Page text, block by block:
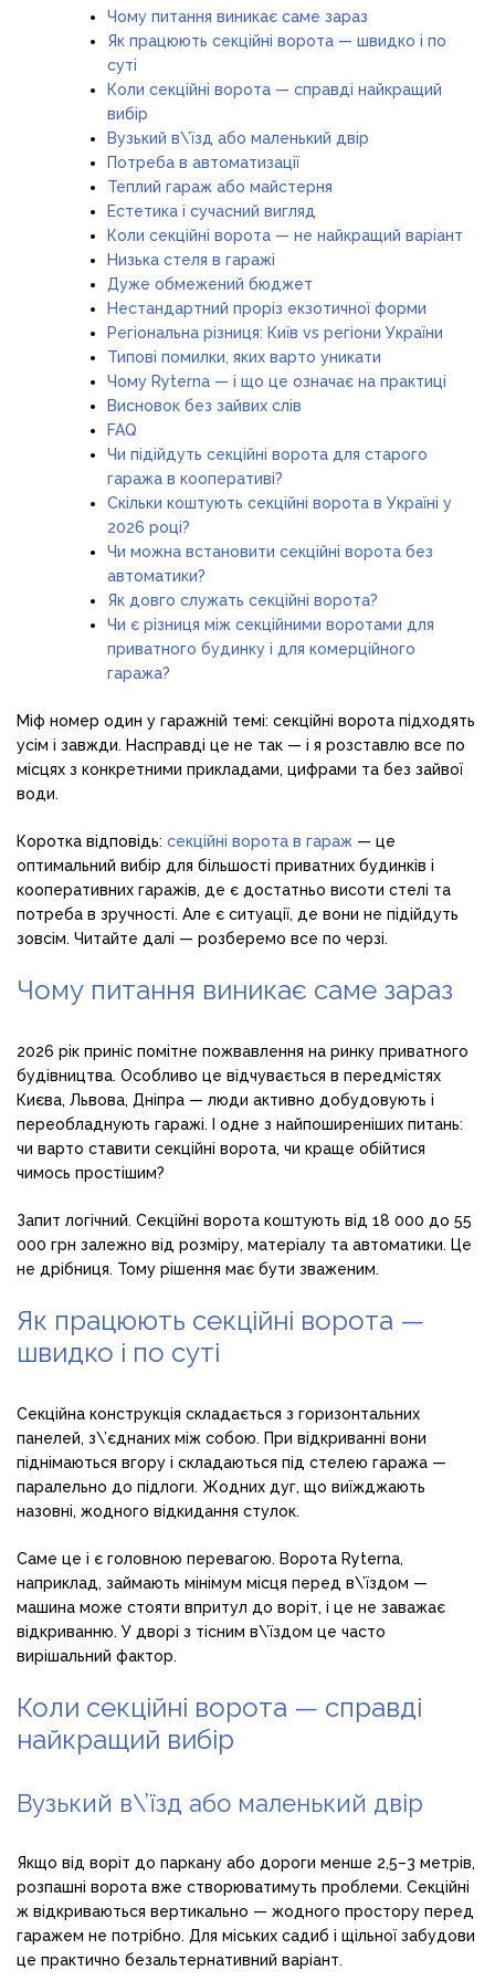
Чому питання виникає саме зараз
Як працюють секційні ворота — швидко і по
суті
Коли секційні ворота — справді найкращий
вибір
Вузький в\’їзд або маленький двір
Потреба в автоматизації
Теплий гараж або майстерня
Естетика і сучасний вигляд
Коли секційні ворота — не найкращий варіант
Низька стеля в гаражі
Дуже обмежений бюджет
Нестандартний проріз екзотичної форми
Регіональна різниця: Київ vs регіони України
Типові помилки, яких варто уникати
Чому Ryterna — і що це означає на практиці
Висновок без зайвих слів
FAQ
Чи підійдуть секційні ворота для старого
гаража в кооперативі?
Скільки коштують секційні ворота в Україні у
2026 році?
Чи можна встановити секційні ворота без
автоматики?
Як довго служать секційні ворота?
Чи є різниця між секційними воротами для
приватного будинку і для комерційного
гаража?
Міф номер один у гаражній темі: секційні ворота підходять
усім і завжди. Насправді це не так — і я розставлю все по
місцях з конкретними прикладами, цифрами та без зайвої
води.
Коротка відповідь: секційні ворота в гараж — це
оптимальний вибір для більшості приватних будинків і
кооперативних гаражів, де є достатньо висоти стелі та
потреба в зручності. Але є ситуації, де вони не підійдуть
зовсім. Читайте далі — розберемо все по черзі.
Чому питання виникає саме зараз
2026 рік приніс помітне пожвавлення на ринку приватного
будівництва. Особливо це відчувається в передмістях
Києва, Львова, Дніпра — люди активно добудовують і
переобладнують гаражі. І одне з найпоширеніших питань:
чи варто ставити секційні ворота, чи краще обійтися
чимось простішим?
Запит логічний. Секційні ворота коштують від 18 000 до 55
000 грн залежно від розміру, матеріалу та автоматики. Це
не дрібниця. Тому рішення має бути зваженим.
Як працюють секційні ворота —
швидко і по суті
Секційна конструкція складається з горизонтальних
панелей, з\’єднаних між собою. При відкриванні вони
піднімаються вгору і складаються під стелею гаража —
паралельно до підлоги. Жодних дуг, що виїжджають
назовні, жодного відкидання стулок.
Саме це і є головною перевагою. Ворота Ryterna,
наприклад, займають мінімум місця перед в\’їздом —
машина може стояти впритул до воріт, і це не заважає
відкриванню. У дворі з тісним в\’їздом це часто
вирішальний фактор.
Коли секційні ворота — справді
найкращий вибір
Вузький в\’їзд або маленький двір
Якщо від воріт до паркану або дороги менше 2,5–3 метрів,
розпашні ворота вже створюватимуть проблеми. Секційні
ж відкриваються вертикально — жодного простору перед
гаражем не потрібно. Для міських садиб і щільної забудови
це практично безальтернативний варіант.